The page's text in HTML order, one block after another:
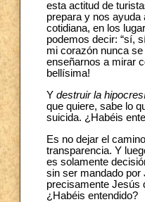
esta actitud de
prepara y nos
cotidiana, en los
podemos decir: “sí,
mi corazón nunca
enseñarnos a mirar
bellísima!
Y destruir la
que quiere, sabe lo
suicida. ¿Habéis
Es no dejar el
transparencia. Y
es solamente
sin ser mandado
precisamente Jesús
¿Habéis entendido?